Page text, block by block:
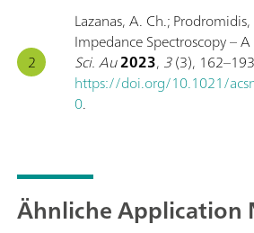
Lazanas, A. Ch.;
Impedance Spectroscopy –
Sci. Au2023, 3(3),
https://doi.org/10.1021/
0.
Ähnliche Application